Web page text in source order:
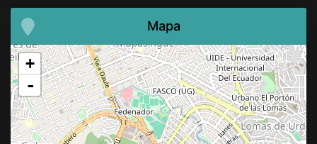
Mapa
+
-